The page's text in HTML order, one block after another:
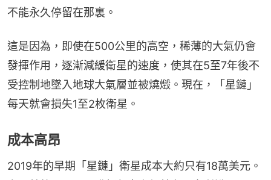
不能永久停留在那裏。
這是因為，即使在500公里的高空，稀薄的大氣仍會
發揮作用，逐漸減緩衛星的速度，使其在5至7年後不
受控制地墜入地球大氣層並被燒燬。現在，「星鏈」
每天就會損失1至2枚衛星。
成本高昂
2019年的早期「星鏈」衛星成本大約只有18萬美元。